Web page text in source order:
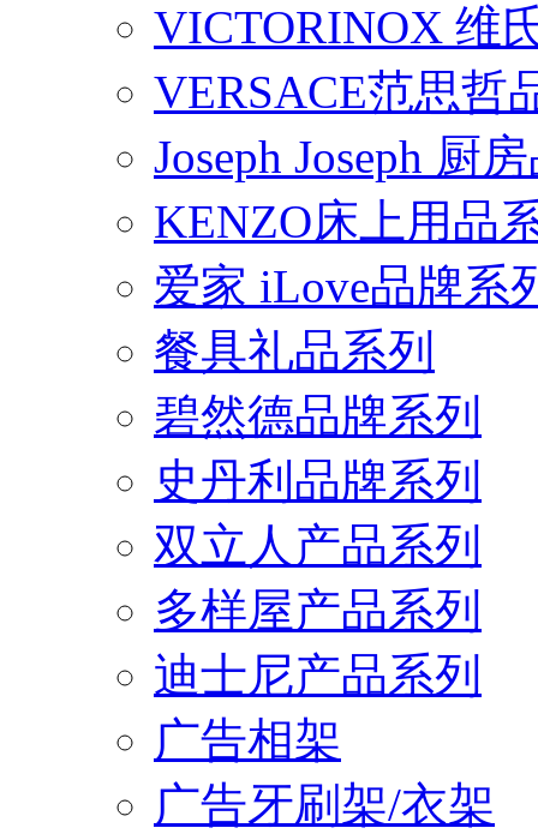
VICTORINOX 维
VERSACE范思哲
Joseph Joseph 厨
KENZO床上用品
爱家 iLove品牌系
餐具礼品系列
碧然德品牌系列
史丹利品牌系列
双立人产品系列
多样屋产品系列
迪士尼产品系列
广告相架
广告牙刷架/衣架